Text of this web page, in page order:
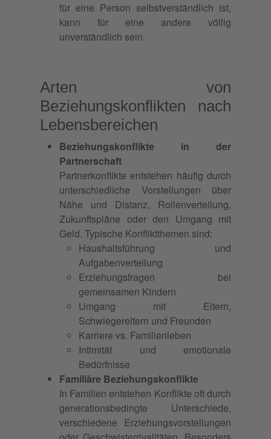
für eine Person selbstverständlich ist,
kann für eine andere völlig
unverständlich sein.
Arten von
Beziehungskonflikten nach
Lebensbereichen
Beziehungskonflikte in der
Partnerschaft
Partnerkonflikte entstehen häufig durch
unterschiedliche Vorstellungen über
Nähe und Distanz, Rollenverteilung,
Zukunftspläne oder den Umgang mit
Geld. Typische Konfliktthemen sind:
Haushaltsführung und
Aufgabenverteilung
Erziehungsfragen bei
gemeinsamen Kindern
Umgang mit Eltern,
Schwiegereltern und Freunden
Karriere vs. Familienleben
Intimität und emotionale
Bedürfnisse
Familiäre Beziehungskonflikte
In Familien entstehen Konflikte oft durch
generationsbedingte Unterschiede,
verschiedene Erziehungsvorstellungen